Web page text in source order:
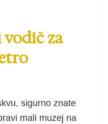
za
sigurno znate
mali muzej na